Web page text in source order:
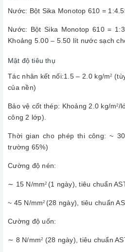
Nước: Bột Sika Monotop 610 =
Nước: Bột Sika Monotop 610 =
Khoảng 5.00 – 5.50 lít nước sạch
Mật độ tiêu thụ
Tác nhân kết nối:1.5 – 2.0 kg/m2
của nền)
Bảo vệ cốt thép: Khoảng 2.0 kg/m2/
công 2 lớp).
Thời gian cho phép thi công: ~
trường 65%)
Cường độ nén:
∼ 15 N/mm2 (1 ngày), tiêu chuẩn
~ 45 N/mm2 (28 ngày), tiêu chuẩn
Cường độ uốn:
∼ 8 N/mm2 (28 ngày), tiêu chuẩn